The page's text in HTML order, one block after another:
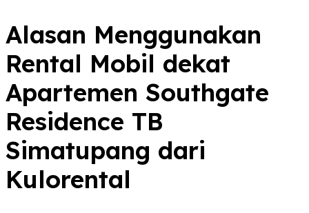
Alasan Menggunakan
Rental Mobil dekat
Apartemen Southgate
Residence TB
Simatupang dari
Kulorental